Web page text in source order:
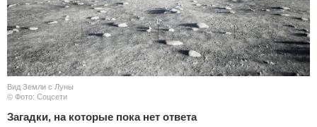
Вид Земли с Луны
© Фото: Соцсети
Загадки, на которые пока нет ответа